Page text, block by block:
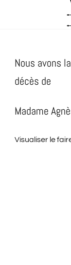
Nous avons
décès de
Madame
Visualiser le